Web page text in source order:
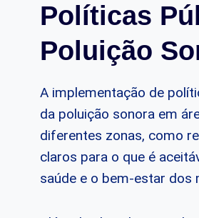
Políticas
Poluição
A implementação de
da poluição sonora em
diferentes zonas, como
claros para o que é
saúde e o bem-estar dos